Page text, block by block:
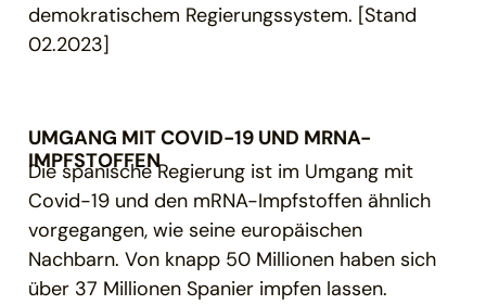
demokratischem Regierungssystem. [Stand
02.2023]
UMGANG MIT COVID-19 UND MRNA-
IMPFSTOFFEN
Die spanische Regierung ist im Umgang mit
Covid-19 und den mRNA-Impfstoffen ähnlich
vorgegangen, wie seine europäischen
Nachbarn. Von knapp 50 Millionen haben sich
über 37 Millionen Spanier impfen lassen.